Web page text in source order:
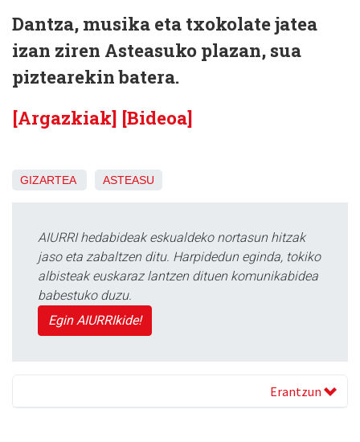
Dantza, musika eta txokolate jatea
izan ziren Asteasuko plazan, sua
piztearekin batera.
[Argazkiak] [Bideoa]
GIZARTEA ASTEASU
AIURRI hedabideak eskualdeko nortasun hitzak
jaso eta zabaltzen ditu. Harpidedun eginda, tokiko
albisteak euskaraz lantzen dituen komunikabidea
babestuko duzu.
Egin AIURRIkide!
Erantzun